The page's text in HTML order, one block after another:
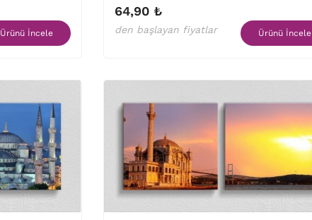
Ürünü İncele
64,90 ₺
den başlayan fiyatlar Ürünü İncele